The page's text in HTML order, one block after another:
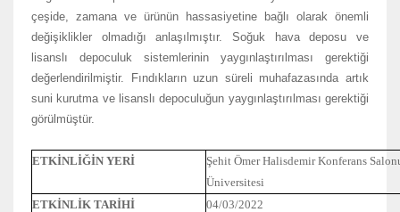
çeşide, zamana ve ürünün hassasiyetine bağlı olarak önemli
değişiklikler olmadığı anlaşılmıştır. Soğuk hava deposu ve
lisanslı depoculuk sistemlerinin yaygınlaştırılması gerektiği
değerlendirilmiştir. Fındıkların uzun süreli muhafazasında artık
suni kurutma ve lisanslı depoculuğun yaygınlaştırılması gerektiği
görülmüştür.
ETKİNLİĞİN YERİ
Şehit Ömer Halisdemir Konferans
Üniversitesi
ETKİNLİK TARİHİ
04/03/2022